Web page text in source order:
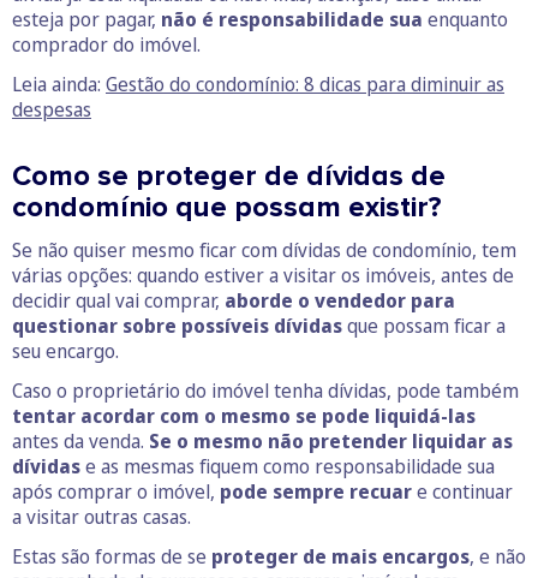
esteja por pagar, não é responsabilidade sua enquanto
comprador do imóvel.
Leia ainda: Gestão do condomínio: 8 dicas para diminuir as
despesas
Como se proteger de dívidas de
condomínio que possam existir?
Se não quiser mesmo ficar com dívidas de condomínio, tem
várias opções: quando estiver a visitar os imóveis, antes de
decidir qual vai comprar, aborde o vendedor para
questionar sobre possíveis dívidasque possam ficar a
seu encargo.
Caso o proprietário do imóvel tenha dívidas, pode também
tentar acordar com o mesmo se pode liquidá-las
antes da venda. Se o mesmo não pretender liquidar as
dívidase as mesmas fiquem como responsabilidade sua
após comprar o imóvel, pode sempre recuare continuar
a visitar outras casas.
Estas são formas de se proteger de mais encargos, e não